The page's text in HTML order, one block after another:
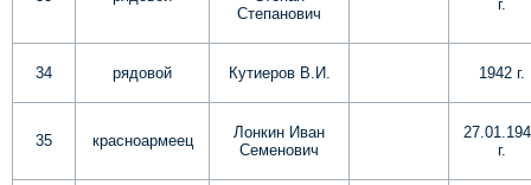
Степанович
г.
34 рядовой Кутиеров В.И. 1942 г.
35 красноармеец
Лонкин Иван
Семенович
г.